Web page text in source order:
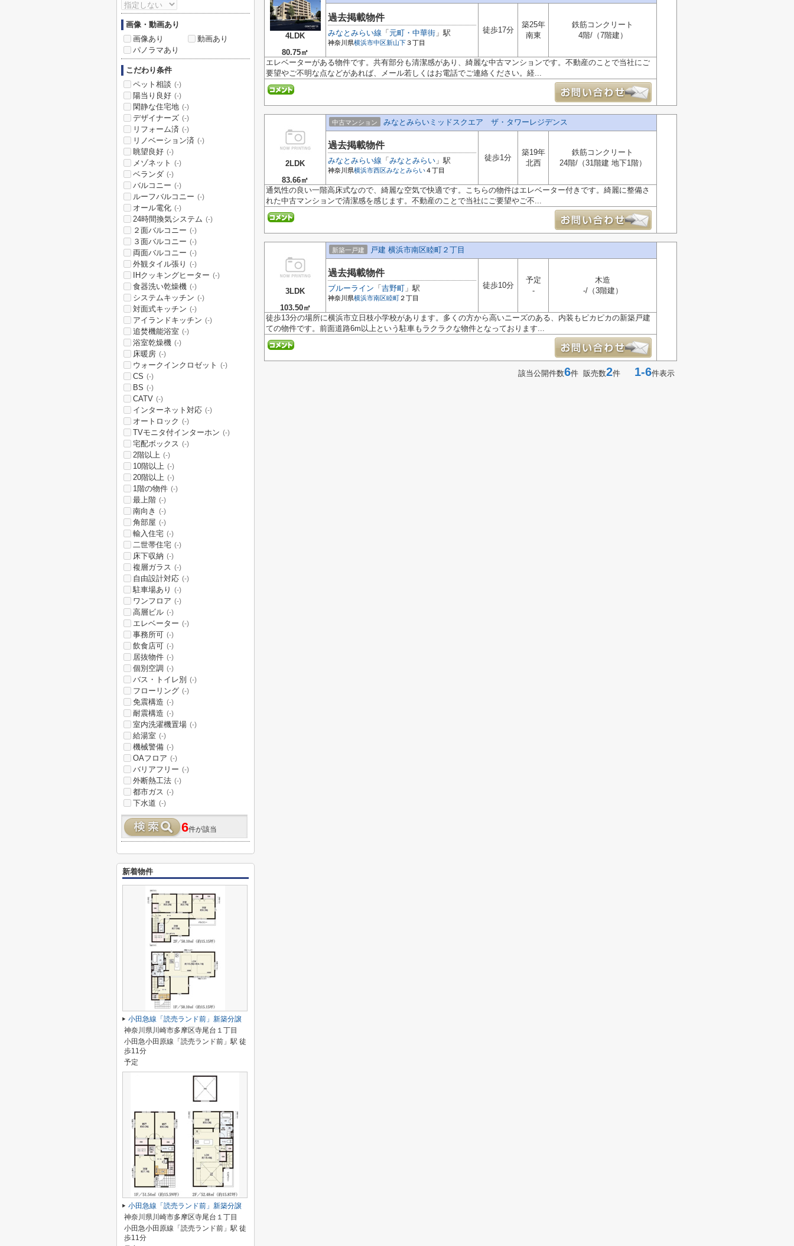
4LDK
80.75㎡
過去掲載物件
みなとみらい線 「 元町・中華街 」駅
神奈川県横浜市中区 新山下３丁目
徒歩17分
築25年
南東
鉄筋コンクリート
4階/（7階建）
エレベーターがある物件です。共有部分も清潔感があり、綺麗な中古マンションです。不動産のことで当社にご
要望やご不明な点などがあれば、メール若しくはお電話でご連絡ください。経...
2LDK
83.66㎡
中古マンション みなとみらいミッドスクエア ザ・タワーレジデンス
過去掲載物件
みなとみらい線 「 みなとみらい 」駅
神奈川県横浜市西区みなとみらい４丁目
徒歩1分
築19年
北西
鉄筋コンクリート
24階/（31階建 地下1階）
通気性の良い一階高床式なので、綺麗な空気で快適です。こちらの物件はエレベーター付きです。綺麗に整備さ
れた中古マンションで清潔感を感じます。不動産のことで当社にご要望やご不...
3LDK
103.50㎡
新築一戸建 戸建 横浜市南区睦町２丁目
過去掲載物件
ブルーライン 「 吉野町 」駅
神奈川県横浜市南区睦町 ２丁目
徒歩10分
予定
-
木造
-/（3階建）
徒歩13分の場所に横浜市立日枝小学校があります。多くの方から高いニーズのある、内装もピカピカの新築戸建
ての物件です。前面道路6m以上という駐車もラクラクな物件となっております...
該当公開件数6件 販売数2件 1-6件表示
画像・動画あり
画像あり
動画あり
パノラマあり
こだわり条件
ペット相談 (-)
陽当り良好 (-)
閑静な住宅地 (-)
デザイナーズ (-)
リフォーム済 (-)
リノベーション済 (-)
眺望良好 (-)
メゾネット (-)
ベランダ (-)
バルコニー (-)
ルーフバルコニー (-)
オール電化 (-)
24時間換気システム (-)
２面バルコニー (-)
３面バルコニー (-)
両面バルコニー (-)
外観タイル張り (-)
IHクッキングヒーター (-)
食器洗い乾燥機 (-)
システムキッチン (-)
対面式キッチン (-)
アイランドキッチン (-)
追焚機能浴室 (-)
浴室乾燥機 (-)
床暖房 (-)
ウォークインクロゼット (-)
CS (-)
BS (-)
CATV (-)
インターネット対応 (-)
オートロック (-)
TVモニタ付インターホン (-)
宅配ボックス (-)
2階以上 (-)
10階以上 (-)
20階以上 (-)
1階の物件 (-)
最上階 (-)
南向き (-)
角部屋 (-)
輸入住宅 (-)
二世帯住宅 (-)
床下収納 (-)
複層ガラス (-)
自由設計対応 (-)
駐車場あり (-)
ワンフロア (-)
高層ビル (-)
エレベーター (-)
事務所可 (-)
飲食店可 (-)
居抜物件 (-)
個別空調 (-)
バス・トイレ別 (-)
フローリング (-)
免震構造 (-)
耐震構造 (-)
室内洗濯機置場 (-)
給湯室 (-)
機械警備 (-)
OAフロア (-)
バリアフリー (-)
外断熱工法 (-)
都市ガス (-)
下水道 (-)
6件が該当
新着物件
小田急線「読売ランド前」新築分譲
神奈川県川崎市多摩区寺尾台１丁目
小田急小田原線「読売ランド前」駅 徒
歩11分
予定
小田急線「読売ランド前」新築分譲
神奈川県川崎市多摩区寺尾台１丁目
小田急小田原線「読売ランド前」駅 徒
歩11分